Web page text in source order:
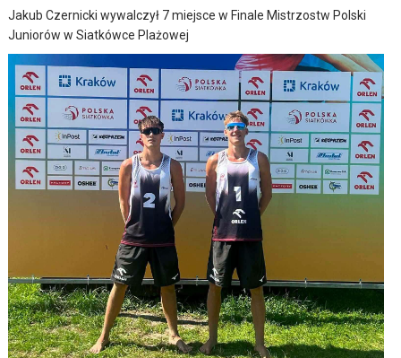
Jakub Czernicki wywalczył 7 miejsce w Finale Mistrzostw Polski
Juniorów w Siatkówce Plażowej